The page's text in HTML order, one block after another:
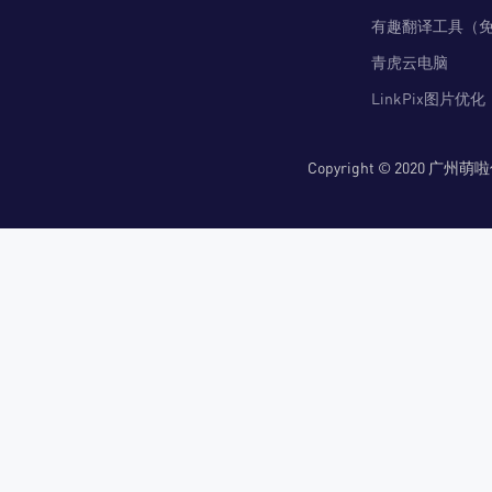
有趣翻译工具（
青虎云电脑
LinkPix图片优化
Copyright © 2020 广州萌